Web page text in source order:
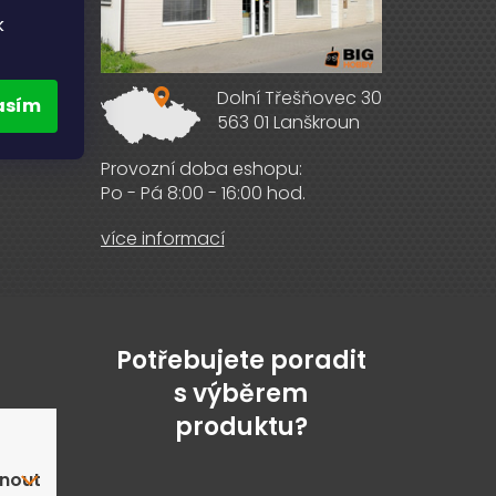
Dolní Třešňovec 30
563 01 Lanškroun
Provozní doba eshopu:
Po - Pá 8:00 - 16:00 hod.
více informací
Potřebujete poradit
s výběrem
produktu?